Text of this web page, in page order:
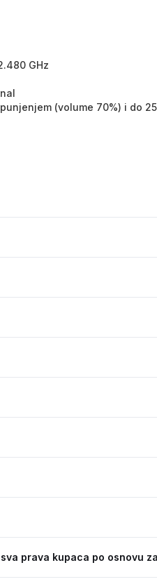
GHz
(volume 70%) i do
prava kupaca po osnovu